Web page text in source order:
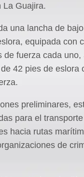
La Guajira.
una lancha de
equipada con
de fuerza cada uno,
42 pies de eslora
preliminares,
para el
hacia rutas
de